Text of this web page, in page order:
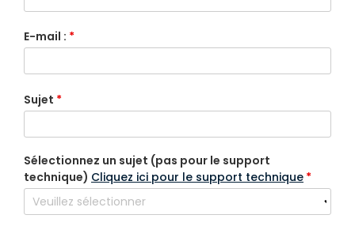
E-mail : *
Sujet *
Sélectionnez un sujet (pas pour le support
technique) Cliquez ici pour le support technique *